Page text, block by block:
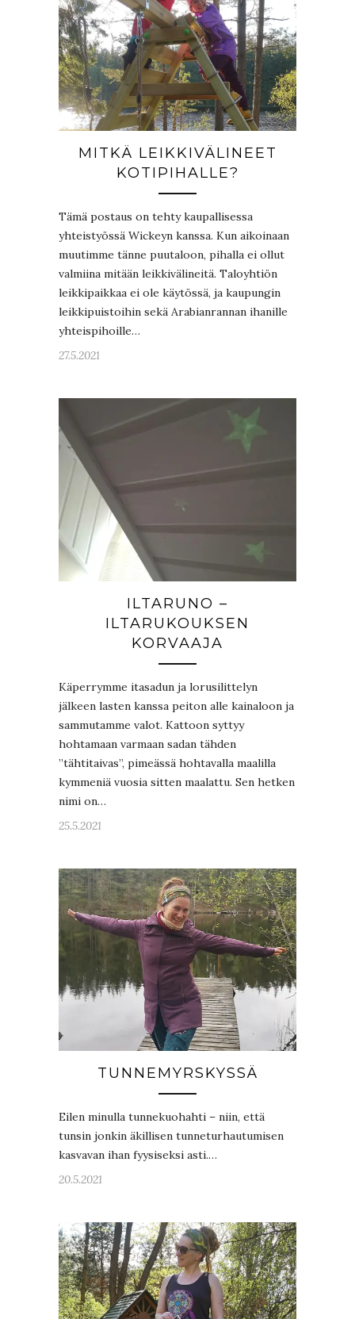
MITKÄ LEIKKIVÄLINEET
KOTIPIHALLE?
Tämä postaus on tehty kaupallisessa
yhteistyössä Wickeyn kanssa. Kun aikoinaan
muutimme tänne puutaloon, pihalla ei ollut
valmiina mitään leikkivälineitä. Taloyhtiön
leikkipaikkaa ei ole käytössä, ja kaupungin
leikkipuistoihin sekä Arabianrannan ihanille
yhteispihoille…
27.5.2021
ILTARUNO –
ILTARUKOUKSEN
KORVAAJA
Käperrymme itasadun ja lorusilittelyn
jälkeen lasten kanssa peiton alle kainaloon ja
sammutamme valot. Kattoon syttyy
hohtamaan varmaan sadan tähden
”tähtitaivas”, pimeässä hohtavalla maalilla
kymmeniä vuosia sitten maalattu. Sen hetken
nimi on…
25.5.2021
TUNNEMYRSKYSSÄ
Eilen minulla tunnekuohahti – niin, että
tunsin jonkin äkillisen tunneturhautumisen
kasvavan ihan fyysiseksi asti.…
20.5.2021